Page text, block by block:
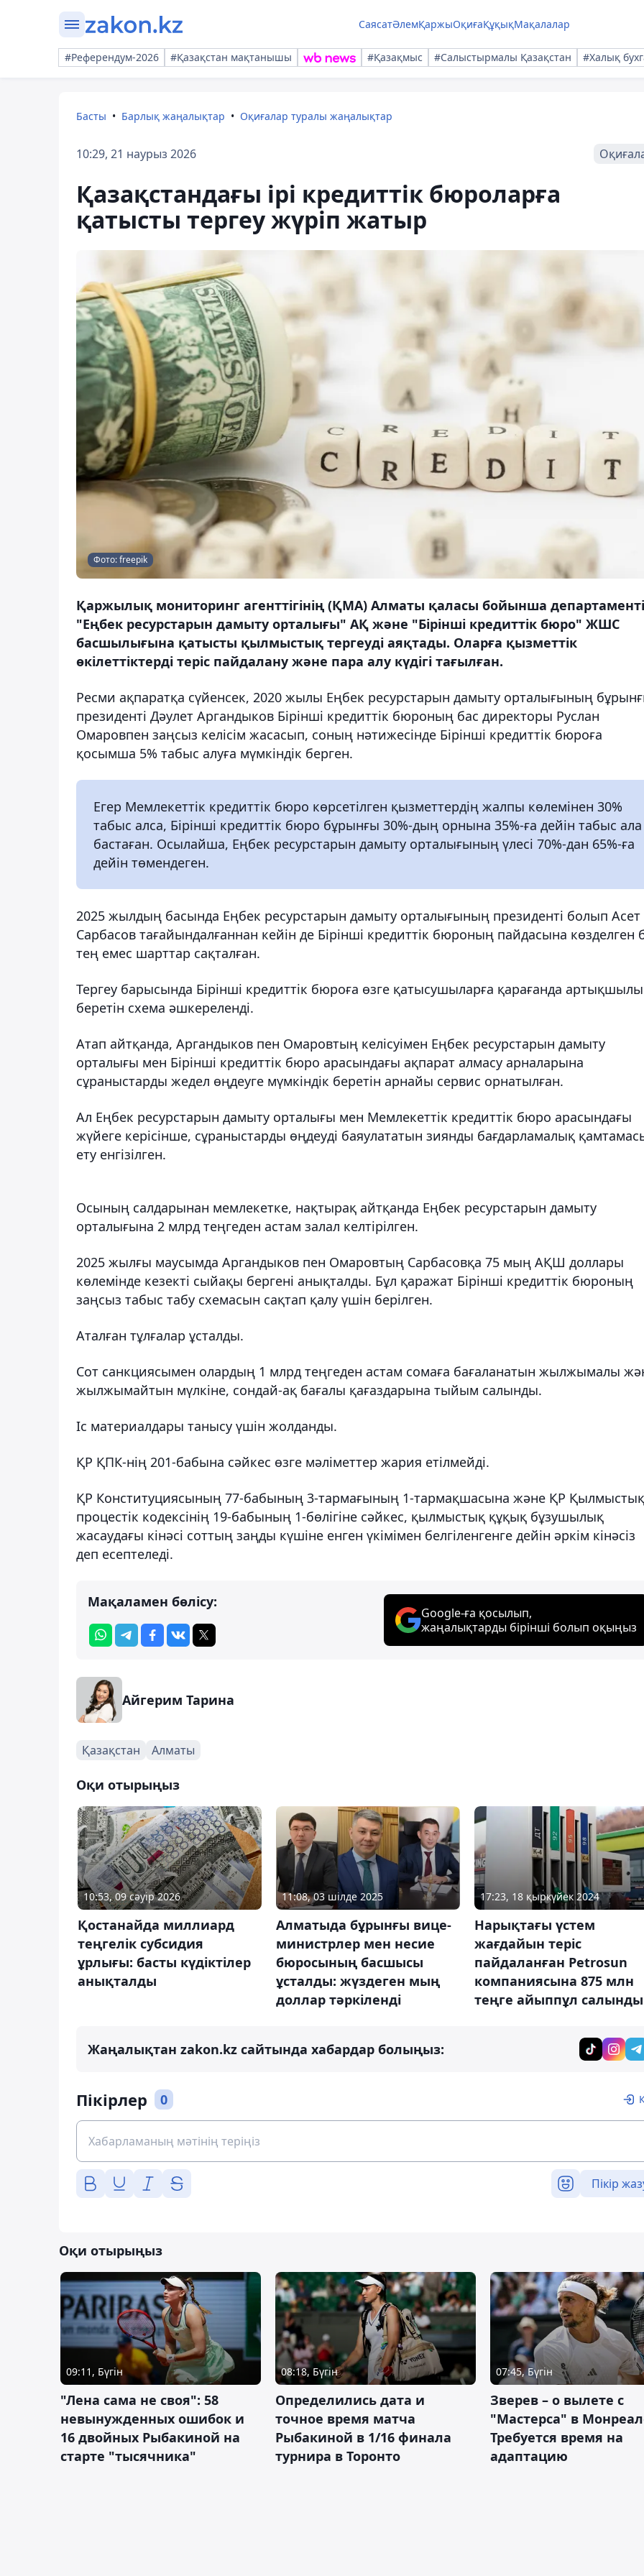
СаясатӘлемҚаржыОқиғаҚұқықМақалалар
#Референдум-2026 #Қазақстан мақтанышы #Қазақмыс #Салыстырмалы Қазақстан #Халық
Басты Барлық жаңалықтар Оқиғалар туралы жаңалықтар
10:29, 21 наурыз 2026
Қазақстандағы ірі кредиттік бюроларға
қатысты тергеу жүріп жатыр
Фото: freepik
Қаржылық мониторинг агенттігінің (ҚМА) Алматы қаласы бойынша департаменті
"Еңбек ресурстарын дамыту орталығы" АҚ және "Бірінші кредиттік бюро" ЖШС
басшылығына қатысты қылмыстық тергеуді аяқтады. Оларға қызметтік
өкілеттіктерді теріс пайдалану және пара алу күдігі тағылған.
Ресми ақпаратқа сүйенсек, 2020 жылы Еңбек ресурстарын дамыту орталығының
президенті Дәулет Аргандыков Бірінші кредиттік бюроның бас директоры Руслан
Омаровпен заңсыз келісім жасасып, соның нәтижесінде Бірінші кредиттік бюроға
қосымша 5% табыс алуға мүмкіндік берген.
Егер Мемлекеттік кредиттік бюро көрсетілген қызметтердің жалпы көлемінен 30%
табыс алса, Бірінші кредиттік бюро бұрынғы 30%-дың орнына 35%-ға дейін табыс ала
бастаған. Осылайша, Еңбек ресурстарын дамыту орталығының үлесі 70%-дан 65%-ға
дейін төмендеген.
2025 жылдың басында Еңбек ресурстарын дамыту орталығының президенті болып Асет
Сарбасов тағайындалғаннан кейін де Бірінші кредиттік бюроның пайдасына көзделген
тең емес шарттар сақталған.
Тергеу барысында Бірінші кредиттік бюроға өзге қатысушыларға қарағанда
беретін схема әшкереленді.
Атап айтқанда, Аргандыков пен Омаровтың келісуімен Еңбек ресурстарын дамыту
орталығы мен Бірінші кредиттік бюро арасындағы ақпарат алмасу арналарына
сұраныстарды жедел өңдеуге мүмкіндік беретін арнайы сервис орнатылған.
Ал Еңбек ресурстарын дамыту орталығы мен Мемлекеттік кредиттік бюро арасындағы
жүйеге керісінше, сұраныстарды өңдеуді баяулататын зиянды бағдарламалық
ету енгізілген.
Осының салдарынан мемлекетке, нақтырақ айтқанда Еңбек ресурстарын дамыту
орталығына 2 млрд теңгеден астам залал келтірілген.
2025 жылғы маусымда Аргандыков пен Омаровтың Сарбасовқа 75 мың АҚШ доллары
көлемінде кезекті сыйақы бергені анықталды. Бұл қаражат Бірінші кредиттік бюроның
заңсыз табыс табу схемасын сақтап қалу үшін берілген.
Аталған тұлғалар ұсталды.
Сот санкциясымен олардың 1 млрд теңгеден астам сомаға бағаланатын жылжымалы
жылжымайтын мүлкіне, сондай-ақ бағалы қағаздарына тыйым салынды.
Іс материалдары танысу үшін жолданды.
ҚР ҚПК-нің 201-бабына сәйкес өзге мәліметтер жария етілмейді.
ҚР Конституциясының 77-бабының 3-тармағының 1-тармақшасына және ҚР
процестік кодексінің 19-бабының 1-бөлігіне сәйкес, қылмыстық құқық бұзушылық
жасаудағы кінәсі соттың заңды күшіне енген үкімімен белгіленгенге дейін әркім кінәсіз
деп есептеледі.
Мақаламен бөлісу:
Google-ға қосылып,
жаңалықтарды бірінші болып оқыңыз
Айгерим Тарина
Қазақстан Алматы
Оқи отырыңыз
10:53, 09 сәуір 2026
Қостанайда миллиард
теңгелік субсидия
ұрлығы: басты күдіктілер
анықталды
11:08, 03 шілде 2025
Алматыда бұрынғы вице-
министрлер мен несие
бюросының басшысы
ұсталды: жүздеген мың
доллар тәркіленді
17:23, 18 қыркүйек 2024
Нарықтағы үстем
жағдайын теріс
пайдаланған Petrosun
компаниясына 875 млн
теңге айыппұл салынды
Жаңалықтан zakon.kz сайтында хабардар болыңыз:
Пікірлер 0
Пікір
Оқи отырыңыз
09:11, Бүгін
"Лена сама не своя": 58
невынужденных ошибок и
16 двойных Рыбакиной на
старте "тысячника"
08:18, Бүгін
Определились дата и
точное время матча
Рыбакиной в 1/16 финала
турнира в Торонто
07:45, Бүгін
Зверев – о вылете с
"Мастерса" в
Требуется время на
адаптацию